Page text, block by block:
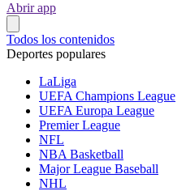
Abrir app
Todos los contenidos
Deportes populares
LaLiga
UEFA Champions League
UEFA Europa League
Premier League
NFL
NBA Basketball
Major League Baseball
NHL